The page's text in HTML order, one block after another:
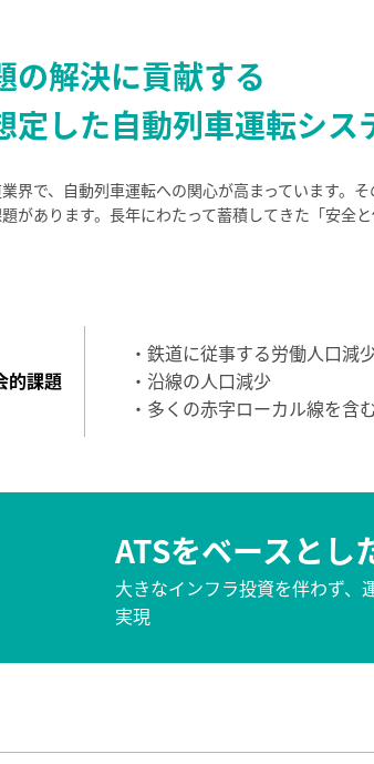
の解決に貢献する
定した自動列車運転シス
界で、自動列車運転への関心が高まっています。
があります。長年にわたって蓄積してきた「安全
的課題
・鉄道に従事する労働人口減
・沿線の人口減少
・多くの赤字ローカル線を含
ATSをベースとし
大きなインフラ投資を伴わず、
実現